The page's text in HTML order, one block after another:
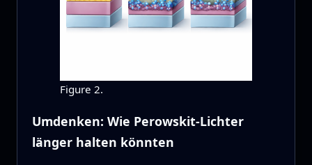
Figure 2.
Umdenken: Wie Perowskit‑Lichter
länger halten könnten